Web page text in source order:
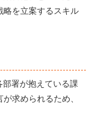
略を立案するスキル
署が抱えている課
求められるため、